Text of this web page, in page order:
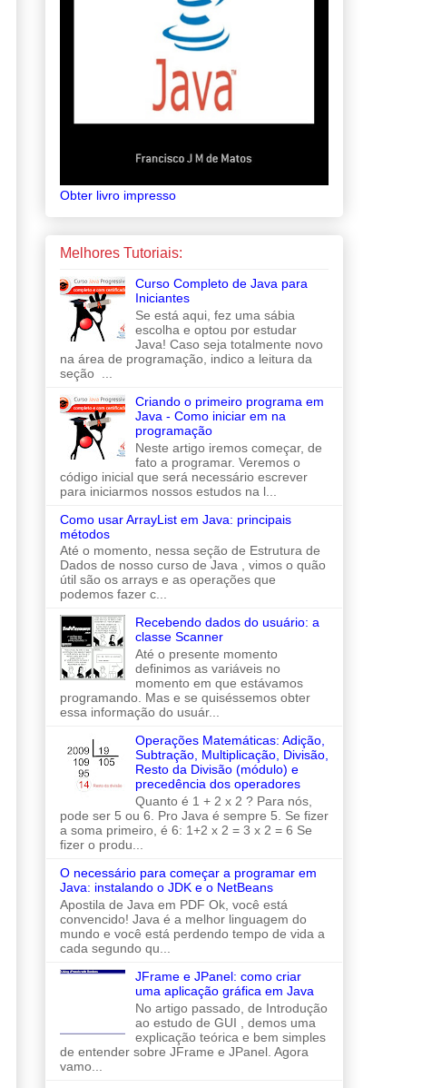
Obter livro impresso
Melhores Tutoriais:
Curso Completo de Java para
Iniciantes
Se está aqui, fez uma sábia
escolha e optou por estudar
Java! Caso seja totalmente novo
na área de programação, indico a leitura da
seção ...
Criando o primeiro programa em
Java - Como iniciar em na
programação
Neste artigo iremos começar, de
fato a programar. Veremos o
código inicial que será necessário escrever
para iniciarmos nossos estudos na l...
Como usar ArrayList em Java: principais
métodos
Até o momento, nessa seção de Estrutura de
Dados de nosso curso de Java , vimos o quão
útil são os arrays e as operações que
podemos fazer c...
Recebendo dados do usuário: a
classe Scanner
Até o presente momento
definimos as variáveis no
momento em que estávamos
programando. Mas e se quiséssemos obter
essa informação do usuár...
Operações Matemáticas: Adição,
Subtração, Multiplicação, Divisão,
Resto da Divisão (módulo) e
precedência dos operadores
Quanto é 1 + 2 x 2 ? Para nós,
pode ser 5 ou 6. Pro Java é sempre 5. Se fizer
a soma primeiro, é 6: 1+2 x 2 = 3 x 2 = 6 Se
fizer o produ...
O necessário para começar a programar em
Java: instalando o JDK e o NetBeans
Apostila de Java em PDF Ok, você está
convencido! Java é a melhor linguagem do
mundo e você está perdendo tempo de vida a
cada segundo qu...
JFrame e JPanel: como criar
uma aplicação gráfica em Java
No artigo passado, de Introdução
ao estudo de GUI , demos uma
explicação teórica e bem simples
de entender sobre JFrame e JPanel. Agora
vamo...